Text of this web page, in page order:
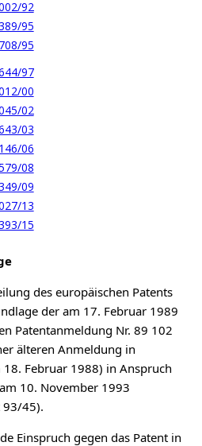
92
95
95
97
00
02
03
06
08
09
13
15
des europäischen Patents
der am 17. Februar 1989
Patentanmeldung Nr. 89 102
älteren Anmeldung in
Februar 1988) in Anspruch
10. November 1993
93/45).
Einspruch gegen das Patent in